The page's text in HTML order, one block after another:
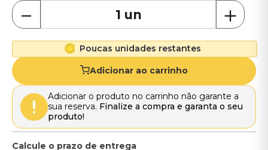
＋
－
Poucas unidades restantes
Adicionar ao carrinho
Adicionar o produto no carrinho não garante a
sua reserva. Finalize a compra e garanta o seu
produto!